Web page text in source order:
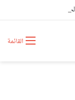
القائمة